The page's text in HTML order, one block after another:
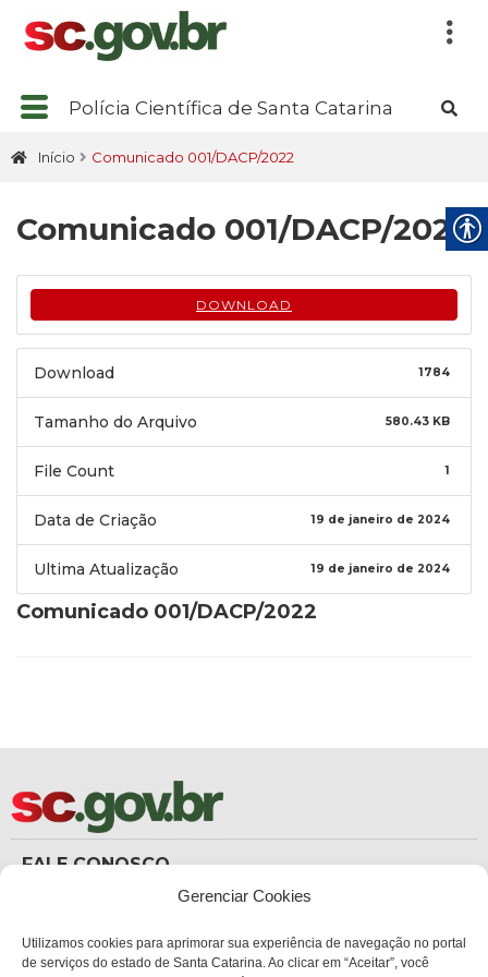
Gerenciar Cookies
Utilizamos cookies para aprimorar sua experiência de navegação no portal
de serviços do estado de Santa Catarina. Ao clicar em “Aceitar”, você
Polícia Científica de Santa Catarina
Início Comunicado 001/DACP/2022
Comunicado 001/DACP/2022
DOWNLOAD
Download 1784
Tamanho do Arquivo 580.43 KB
File Count 1
Data de Criação 19 de janeiro de 2024
Ultima Atualização 19 de janeiro de 2024
Comunicado 001/DACP/2022
FALE CONOSCO
Carteira de Identidade
Ouvidoria
ouvidoria.sc.gov.br